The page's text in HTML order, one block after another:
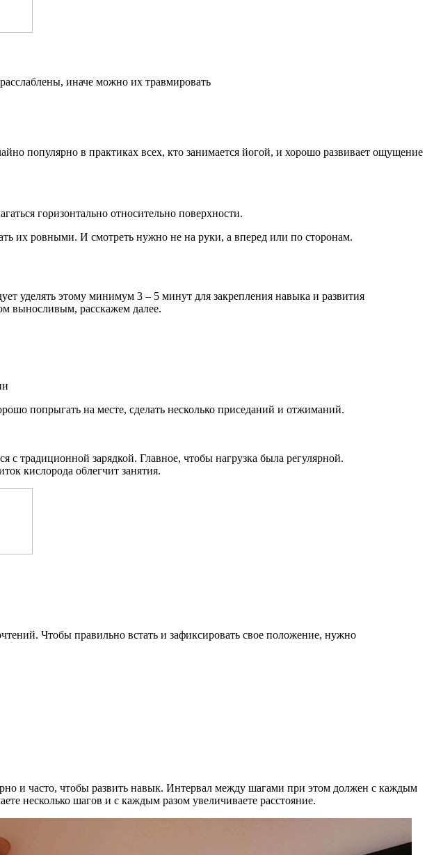
иначе можно их травмировать
популярно в практиках всех, кто занимается йогой, и хорошо развивает ощущение
горизонтально относительно поверхности.
их ровными. И смотреть нужно не на руки, а вперед или по сторонам.
уделять этому минимум 3 – 5 минут для закрепления навыка и развития
выносливым, расскажем далее.
попрыгать на месте, сделать несколько приседаний и отжиманий.
традиционной зарядкой. Главное, чтобы нагрузка была регулярной.
кислорода облегчит занятия.
Чтобы правильно встать и зафиксировать свое положение, нужно
и часто, чтобы развить навык. Интервал между шагами при этом должен с каждым
несколько шагов и с каждым разом увеличиваете расстояние.